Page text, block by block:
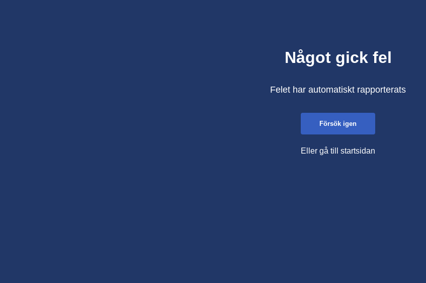
Något gick fel
Felet har automatiskt rapporterats
Försök igen
Eller gå till startsidan